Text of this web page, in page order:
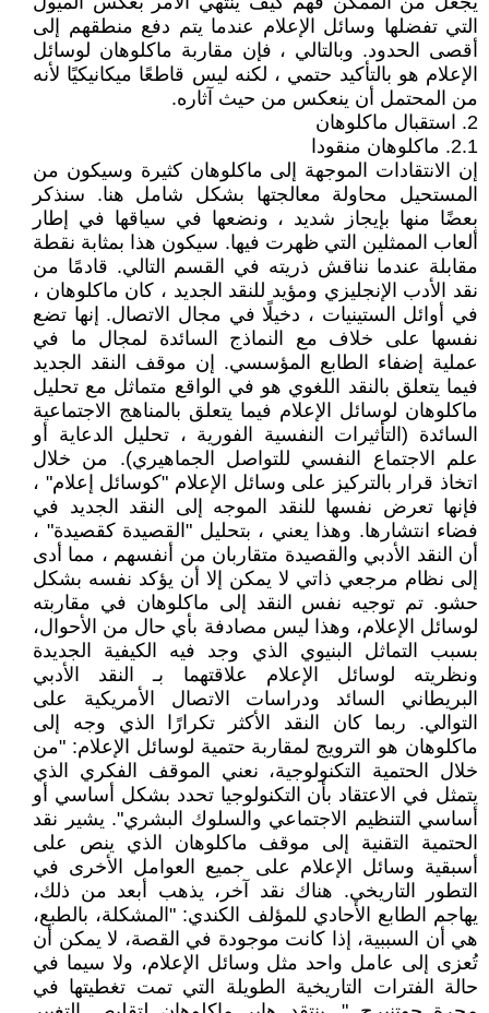
التي تفضلها وسائل الإعلام عندما يتم دفع منطقهم إلى
أقصى الحدود. وبالتالي ، فإن مقاربة ماكلوهان لوسائل
الإعلام هو بالتأكيد حتمي ، لكنه ليس قاطعًا ميكانيكيًا لأنه
من المحتمل أن ينعكس من حيث آثاره.
2. استقبال ماكلوهان
2.1. ماكلوهان منقودا
إن الانتقادات الموجهة إلى ماكلوهان كثيرة وسيكون من
المستحيل محاولة معالجتها بشكل شامل هنا. سنذكر
بعضًا منها بإيجاز شديد ، ونضعها في سياقها في إطار
ألعاب الممثلين التي ظهرت فيها. سيكون هذا بمثابة نقطة
مقابلة عندما نناقش ذريته في القسم التالي. قادمًا من
نقد الأدب الإنجليزي ومؤيد للنقد الجديد ، كان ماكلوهان ،
في أوائل الستينيات ، دخيلًا في مجال الاتصال. إنها تضع
نفسها على خلاف مع النماذج السائدة لمجال ما في
عملية إضفاء الطابع المؤسسي. إن موقف النقد الجديد
فيما يتعلق بالنقد اللغوي هو في الواقع متماثل مع تحليل
ماكلوهان لوسائل الإعلام فيما يتعلق بالمناهج الاجتماعية
السائدة (التأثيرات النفسية الفورية ، تحليل الدعاية أو
علم الاجتماع النفسي للتواصل الجماهيري). من خلال
اتخاذ قرار بالتركيز على وسائل الإعلام "كوسائل إعلام" ،
فإنها تعرض نفسها للنقد الموجه إلى النقد الجديد في
فضاء انتشارها. وهذا يعني ، بتحليل "القصيدة كقصيدة" ،
أن النقد الأدبي والقصيدة متقاربان من أنفسهم ، مما أدى
إلى نظام مرجعي ذاتي لا يمكن إلا أن يؤكد نفسه بشكل
حشو. تم توجيه نفس النقد إلى ماكلوهان في مقاربته
لوسائل الإعلام، وهذا ليس مصادفة بأي حال من الأحوال،
بسبب التماثل البنيوي الذي وجد فيه الكيفية الجديدة
ونظريته لوسائل الإعلام علاقتهما بـ النقد الأدبي
البريطاني السائد ودراسات الاتصال الأمريكية على
التوالي. ربما كان النقد الأكثر تكرارًا الذي وجه إلى
ماكلوهان هو الترويج لمقاربة حتمية لوسائل الإعلام: "من
خلال الحتمية التكنولوجية، نعني الموقف الفكري الذي
يتمثل في الاعتقاد بأن التكنولوجيا تحدد بشكل أساسي أو
أساسي التنظيم الاجتماعي والسلوك البشري". يشير نقد
الحتمية التقنية إلى موقف ماكلوهان الذي ينص على
أسبقية وسائل الإعلام على جميع العوامل الأخرى في
التطور التاريخي. هناك نقد آخر، يذهب أبعد من ذلك،
يهاجم الطابع الأحادي للمؤلف الكندي: "المشكلة، بالطبع،
هي أن السببية، إذا كانت موجودة في القصة، لا يمكن أن
تُعزى إلى عامل واحد مثل وسائل الإعلام، ولا سيما في
حالة الفترات التاريخية الطويلة التي تمت تغطيتها في